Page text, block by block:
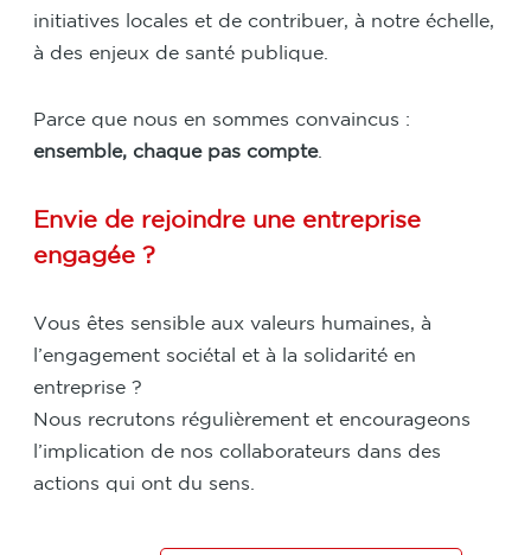
initiatives locales et de contribuer, à notre échelle,
à des enjeux de santé publique.
Parce que nous en sommes convaincus :
ensemble, chaque pas compte.
Envie de rejoindre une entreprise
engagée ?
Vous êtes sensible aux valeurs humaines, à
l’engagement sociétal et à la solidarité en
entreprise ?
Nous recrutons régulièrement et encourageons
l’implication de nos collaborateurs dans des
actions qui ont du sens.